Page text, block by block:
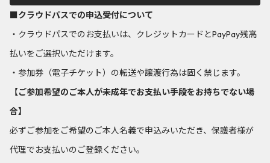
■クラウドパスでの申込受付について
・クラウドパスでのお支払いは、クレジットカードとPayPay残高
払いをご選択いただけます。
・参加券（電子チケット）の転送や譲渡行為は固く禁じます。
【ご参加希望のご本人が未成年でお支払い手段をお持ちでない場
合】
必ずご参加をご希望のご本人名義で申込みいただき、保護者様が
代理でお支払いのご登録ください。